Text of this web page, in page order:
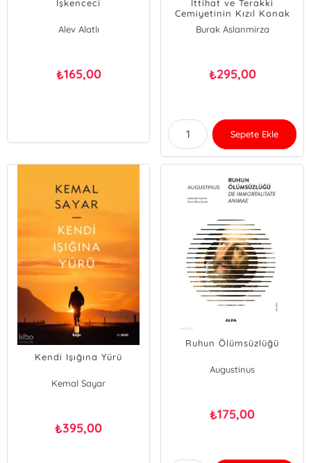
İşkenceci
Alev Alatlı
₺165,00
İttihat ve Terakki
Cemiyetinin Kızıl Konak
Evrakı;Toplantı Zabıtaları,
Genelgeler ve Siyasi
Burak Aslanmirza
₺295,00
Sepete Ekle
Kendi Işığına Yürü
Kemal Sayar
₺395,00
Ruhun Ölümsüzlüğü
Augustinus
₺175,00